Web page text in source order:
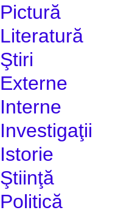
Pictură
Literatură
Ştiri
Externe
Interne
Investigaţii
Istorie
Ştiinţă
Politică